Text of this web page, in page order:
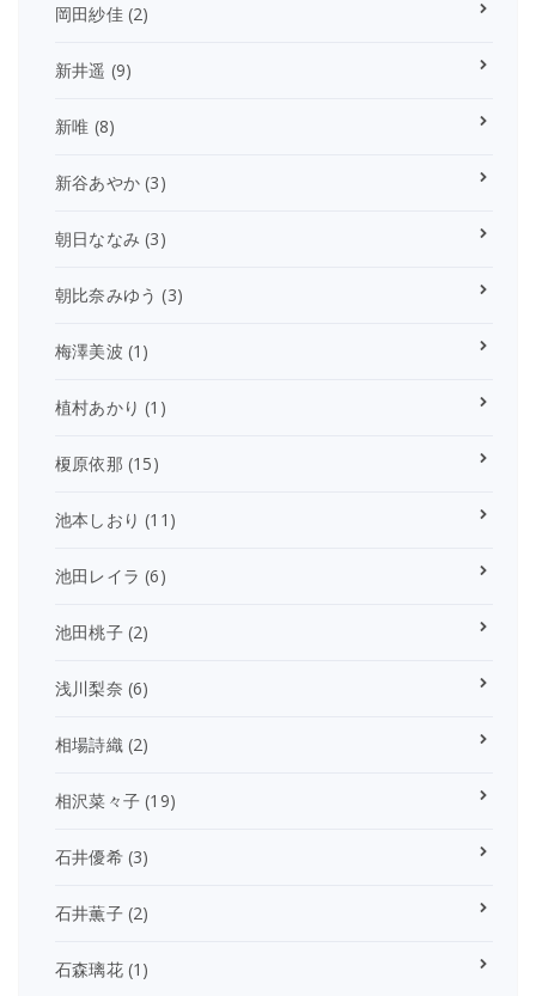
岡田紗佳(2)
新井遥 (9)
新唯 (8)
新谷あやか (3)
朝日ななみ (3)
朝比奈みゆう (3)
梅澤美波 (1)
植村あかり (1)
榎原依那 (15)
池本しおり (11)
池田レイラ (6)
池田桃子(2)
浅川梨奈 (6)
相場詩織 (2)
相沢菜々子 (19)
石井優希(3)
石井薫子(2)
石森璃花(1)